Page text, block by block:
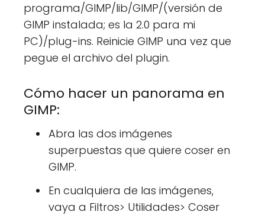
programa/GIMP/lib/GIMP/(versión de
GIMP instalada; es la 2.0 para mi
PC)/plug-ins. Reinicie GIMP una vez que
pegue el archivo del plugin.
Cómo hacer un panorama en
GIMP:
Abra las dos imágenes
superpuestas que quiere coser en
GIMP.
En cualquiera de las imágenes,
vaya a Filtros> Utilidades> Coser